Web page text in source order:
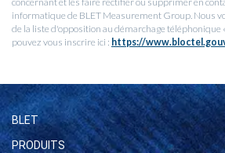
informatique de BLET Measurement Group. Nous
de la liste d'opposition au démarchage téléphonique
pouvez vous inscrire ici : https://
BLET
PRODUITS